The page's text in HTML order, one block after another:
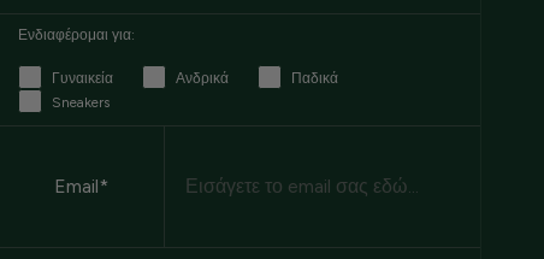
Ενδιαφέρομαι για:
Γυναικεία Ανδρικά
Παδικά
Sneakers
Email*